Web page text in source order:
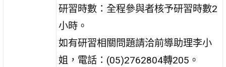
研習時數：全程參與者核予研習時數2
小時。
如有研習相關問題請洽前導助理李小
姐，電話：(05)2762804轉205。